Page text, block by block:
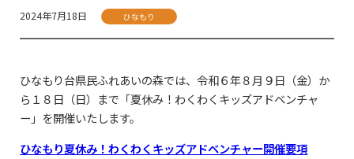
2024年7月18日 ひなもり
ひなもり台県民ふれあいの森では、令和６年８月９日（金）か
ら１８日（日）まで「夏休み！わくわくキッズアドベンチャ
ー」を開催いたします。
ひなもり夏休み！わくわくキッズアドベンチャー開催要項